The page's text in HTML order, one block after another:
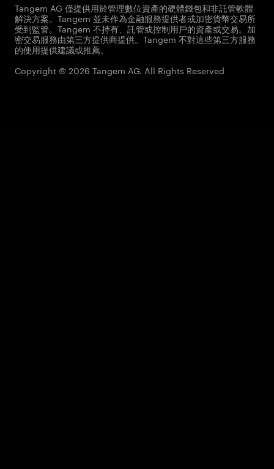
Tangem AG 僅提供用於管理數位資產的硬體錢包和非託管軟體
解決方案。Tangem 並未作為金融服務提供者或加密貨幣交易所
受到監管。Tangem 不持有、託管或控制用戶的資產或交易。加
密交易服務由第三方提供商提供。Tangem 不對這些第三方服務
的使用提供建議或推薦。